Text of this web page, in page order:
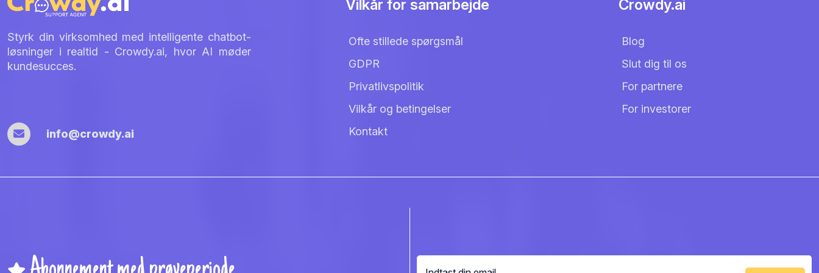
Styrk din virksomhed med intelligente chatbot-
løsninger i realtid - Crowdy.ai, hvor AI møder
kundesucces.
info@crowdy.ai
Vilkår for samarbejde
Ofte stillede spørgsmål
GDPR
Privatlivspolitik
Vilkår og betingelser
Kontakt
Crowdy.ai
Blog
Slut dig til os
For partnere
For investorer